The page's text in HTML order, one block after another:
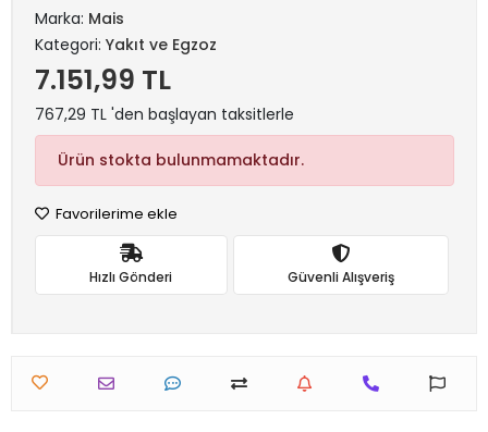
Marka: Mais
Kategori: Yakıt ve Egzoz
7.151,99 TL
767,29 TL 'den başlayan taksitlerle
Ürün stokta bulunmamaktadır.
Favorilerime ekle
Hızlı Gönderi Güvenli Alışveriş